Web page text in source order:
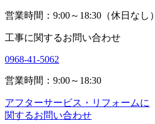
営業時間：9:00～18:30（休日なし）
工事に関するお問い合わせ
0968-41-5062
営業時間：9:00～18:30
アフターサービス・リフォームに
関するお問い合わせ